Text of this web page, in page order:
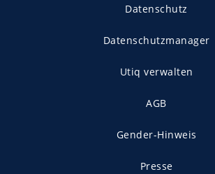
Datenschutz
Datenschutzmanager
Utiq verwalten
AGB
Gender-Hinweis
Presse